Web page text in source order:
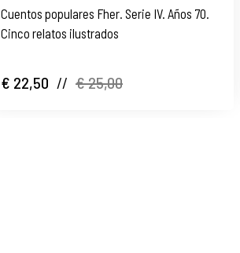
Cuentos populares Fher. Serie IV. Años 70.
Cinco relatos ilustrados
€ 22,50 // € 25,00